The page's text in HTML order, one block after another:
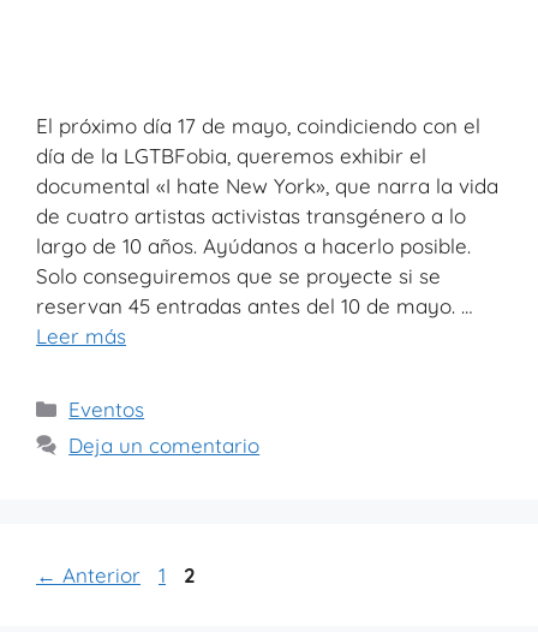
El próximo día 17 de mayo, coindiciendo con el
día de la LGTBFobia, queremos exhibir el
documental «I hate New York», que narra la vida
de cuatro artistas activistas transgénero a lo
largo de 10 años. Ayúdanos a hacerlo posible.
Solo conseguiremos que se proyecte si se
reservan 45 entradas antes del 10 de mayo. …
Leer más
Eventos
Deja un comentario
← Anterior 1 2